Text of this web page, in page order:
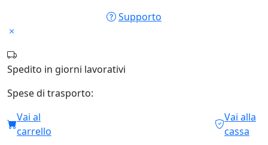
Supporto
Spedito in giorni lavorativi
Spese di trasporto:
Vai al
carrello
Vai alla
cassa